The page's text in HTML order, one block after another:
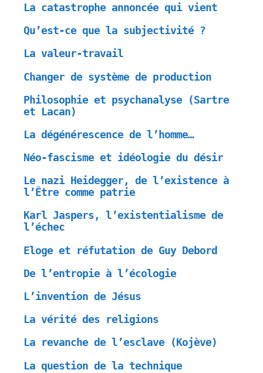
La catastrophe annoncée qui vient
Qu’est-ce que la subjectivité ?
La valeur-travail
Changer de système de production
Philosophie et psychanalyse (Sartre
et Lacan)
La dégénérescence de l’homme…
Néo-fascisme et idéologie du désir
Le nazi Heidegger, de l’existence à
l’Être comme patrie
Karl Jaspers, l’existentialisme de
l’échec
Eloge et réfutation de Guy Debord
De l’entropie à l’écologie
L’invention de Jésus
La vérité des religions
La revanche de l’esclave (Kojève)
La question de la technique